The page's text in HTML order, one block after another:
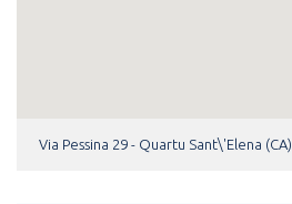
Via Pessina 29 - Quartu Sant\'Elena (CA)